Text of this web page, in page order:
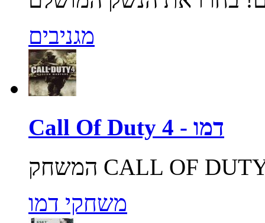
מגניבים
Call Of Duty 4 - דמו
משחקי דמו